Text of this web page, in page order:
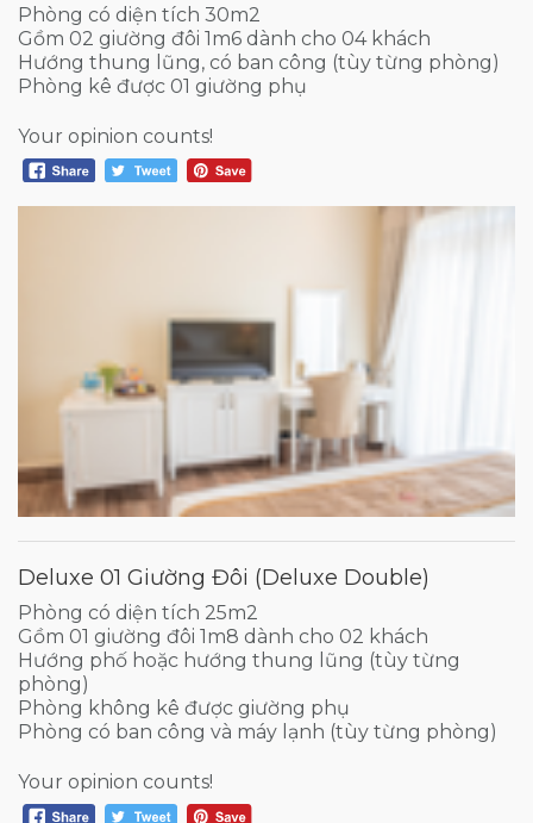
Phòng có diện tích 30m2
Gồm 02 giường đôi 1m6 dành cho 04 khách
Hướng thung lũng, có ban công (tùy từng phòng)
Phòng kê được 01 giường phụ
Your opinion counts!
Deluxe 01 Giường Đôi (Deluxe Double)
Phòng có diện tích 25m2
Gồm 01 giường đôi 1m8 dành cho 02 khách
Hướng phố hoặc hướng thung lũng (tùy từng
phòng)
Phòng không kê được giường phụ
Phòng có ban công và máy lạnh (tùy từng phòng)
Your opinion counts!